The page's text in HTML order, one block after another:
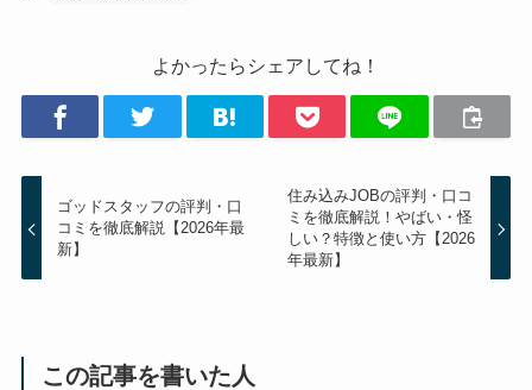
よかったらシェアしてね！
ゴッドスタッフの評判・口
コミを徹底解説【2026年最
新】
住み込みJOBの評判・口コ
ミを徹底解説！やばい・怪
しい？特徴と使い方【2026
年最新】
この記事を書いた人